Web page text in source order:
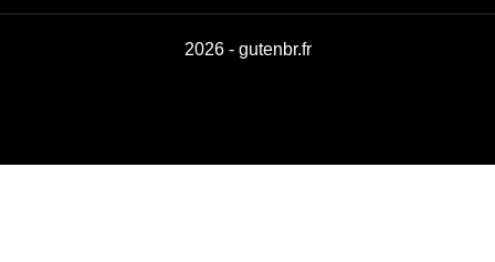
2026 - gutenbr.fr